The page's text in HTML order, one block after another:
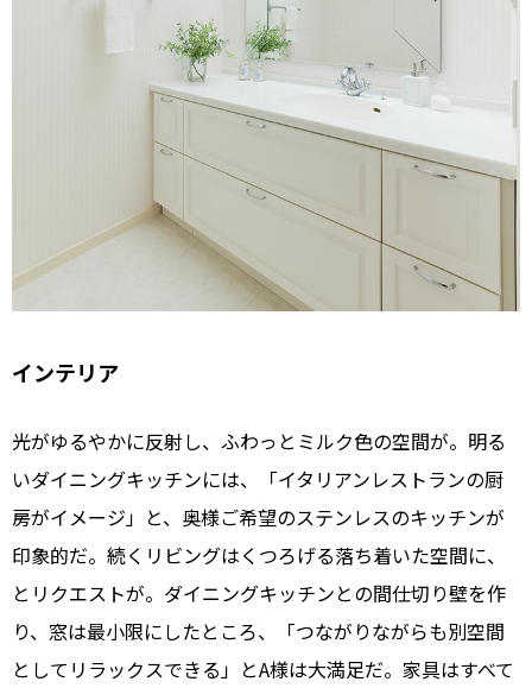
インテリア
光がゆるやかに反射し、ふわっとミルク色の空間が。明る
いダイニングキッチンには、「イタリアンレストランの厨
房がイメージ」と、奥様ご希望のステンレスのキッチンが
印象的だ。続くリビングはくつろげる落ち着いた空間に、
とリクエストが。ダイニングキッチンとの間仕切り壁を作
り、窓は最小限にしたところ、「つながりながらも別空間
としてリラックスできる」とA様は大満足だ。家具はすべて